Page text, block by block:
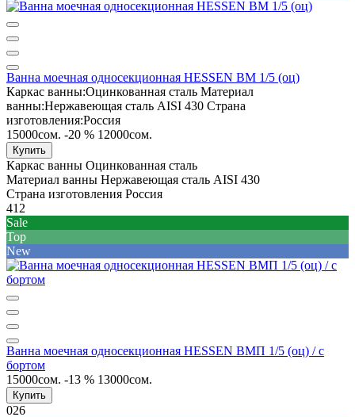
Ванна моечная односекционная HESSEN ВМ 1/5 (оц)
Каркас ванны:Оцинкованная сталь Материал
ванны:Нержавеющая сталь AISI 430 Страна
изготовления:Россия
15000сом. -20 % 12000сом.
Купить
Каркас ванны Оцинкованная сталь
Материал ванны Нержавеющая сталь AISI 430
Страна изготовления Россия
412
Sale
Top
New
Ванна моечная односекционная HESSEN ВМП 1/5 (оц) / с
бортом
15000сом. -13 % 13000сом.
Купить
026